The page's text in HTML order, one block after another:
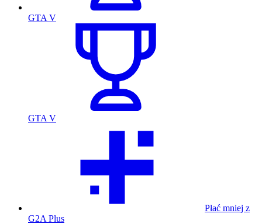
GTA V
GTA V
Płać mniej z
G2A Plus